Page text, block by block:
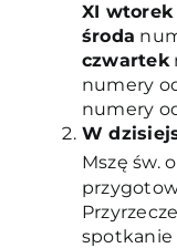
XI wtorek
środa
czwartek
numery
numery
W
Mszę św.
spotkanie